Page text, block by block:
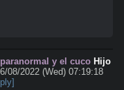
y el cuco Hijo
08/2022 (Wed) 07:19:18